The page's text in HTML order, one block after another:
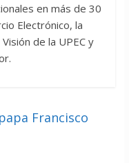
en más de 30
Electrónico, la
de la UPEC y
Francisco